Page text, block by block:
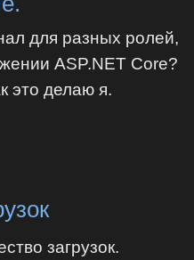
для разных ролей,
ASP.NET Core?
это делаю я.
загрузок.